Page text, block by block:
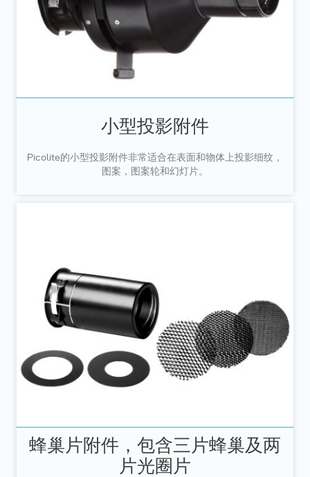
小型投影附件
Picolite的小型投影附件非常适合在表面和物体上投影细纹，
图案，图案轮和幻灯片。
蜂巢片附件，包含三片蜂巢及两
片光圈片